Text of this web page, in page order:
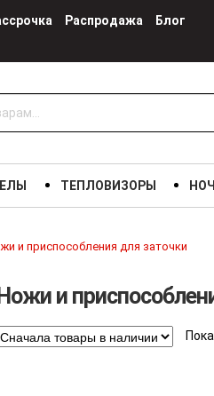
Распродажа
Блог
ТЕПЛОВИЗОРЫ
и приспособления для заточки
Ножи и